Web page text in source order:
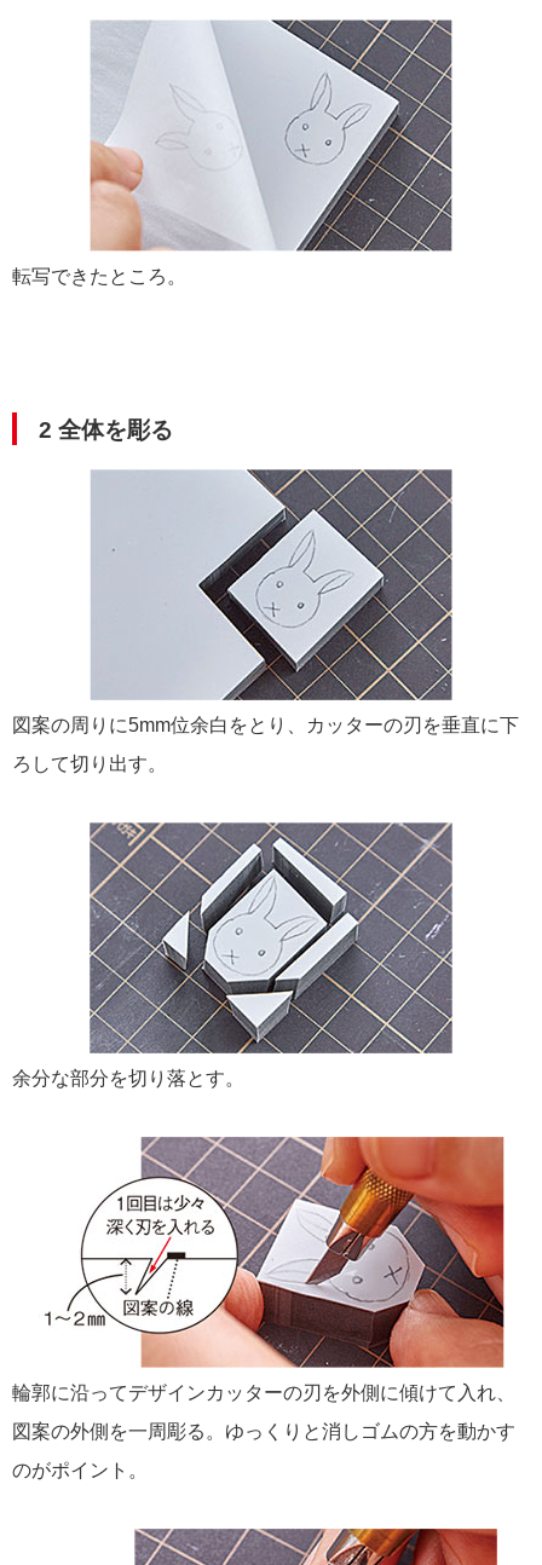
転写できたところ。
2 全体を彫る
図案の周りに5mm位余白をとり、カッターの刃を垂直に下
ろして切り出す。
余分な部分を切り落とす。
輪郭に沿ってデザインカッターの刃を外側に傾けて入れ、
図案の外側を一周彫る。ゆっくりと消しゴムの方を動かす
のがポイント。